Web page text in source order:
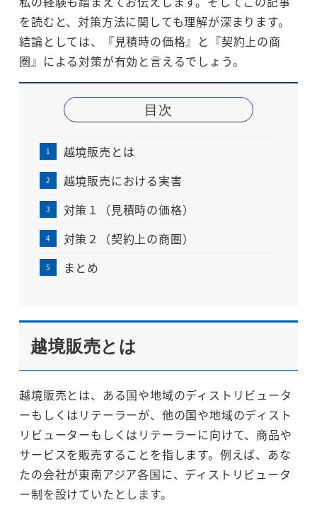
を読むと、対策方法に関しても理解が深まります。
結論としては、『見積時の価格』と『契約上の商
圏』による対策が有効と言えるでしょう。
目次
越境販売とは
越境販売における実害
対策１（見積時の価格）
対策２（契約上の商圏）
まとめ
越境販売とは
越境販売とは、ある国や地域のディストリビュータ
ーもしくはリテーラーが、他の国や地域のディスト
リビューターもしくはリテーラーに向けて、商品や
サービスを販売することを指します。例えば、あな
たの会社が東南アジア各国に、ディストリビュータ
ー制を設けていたとします。